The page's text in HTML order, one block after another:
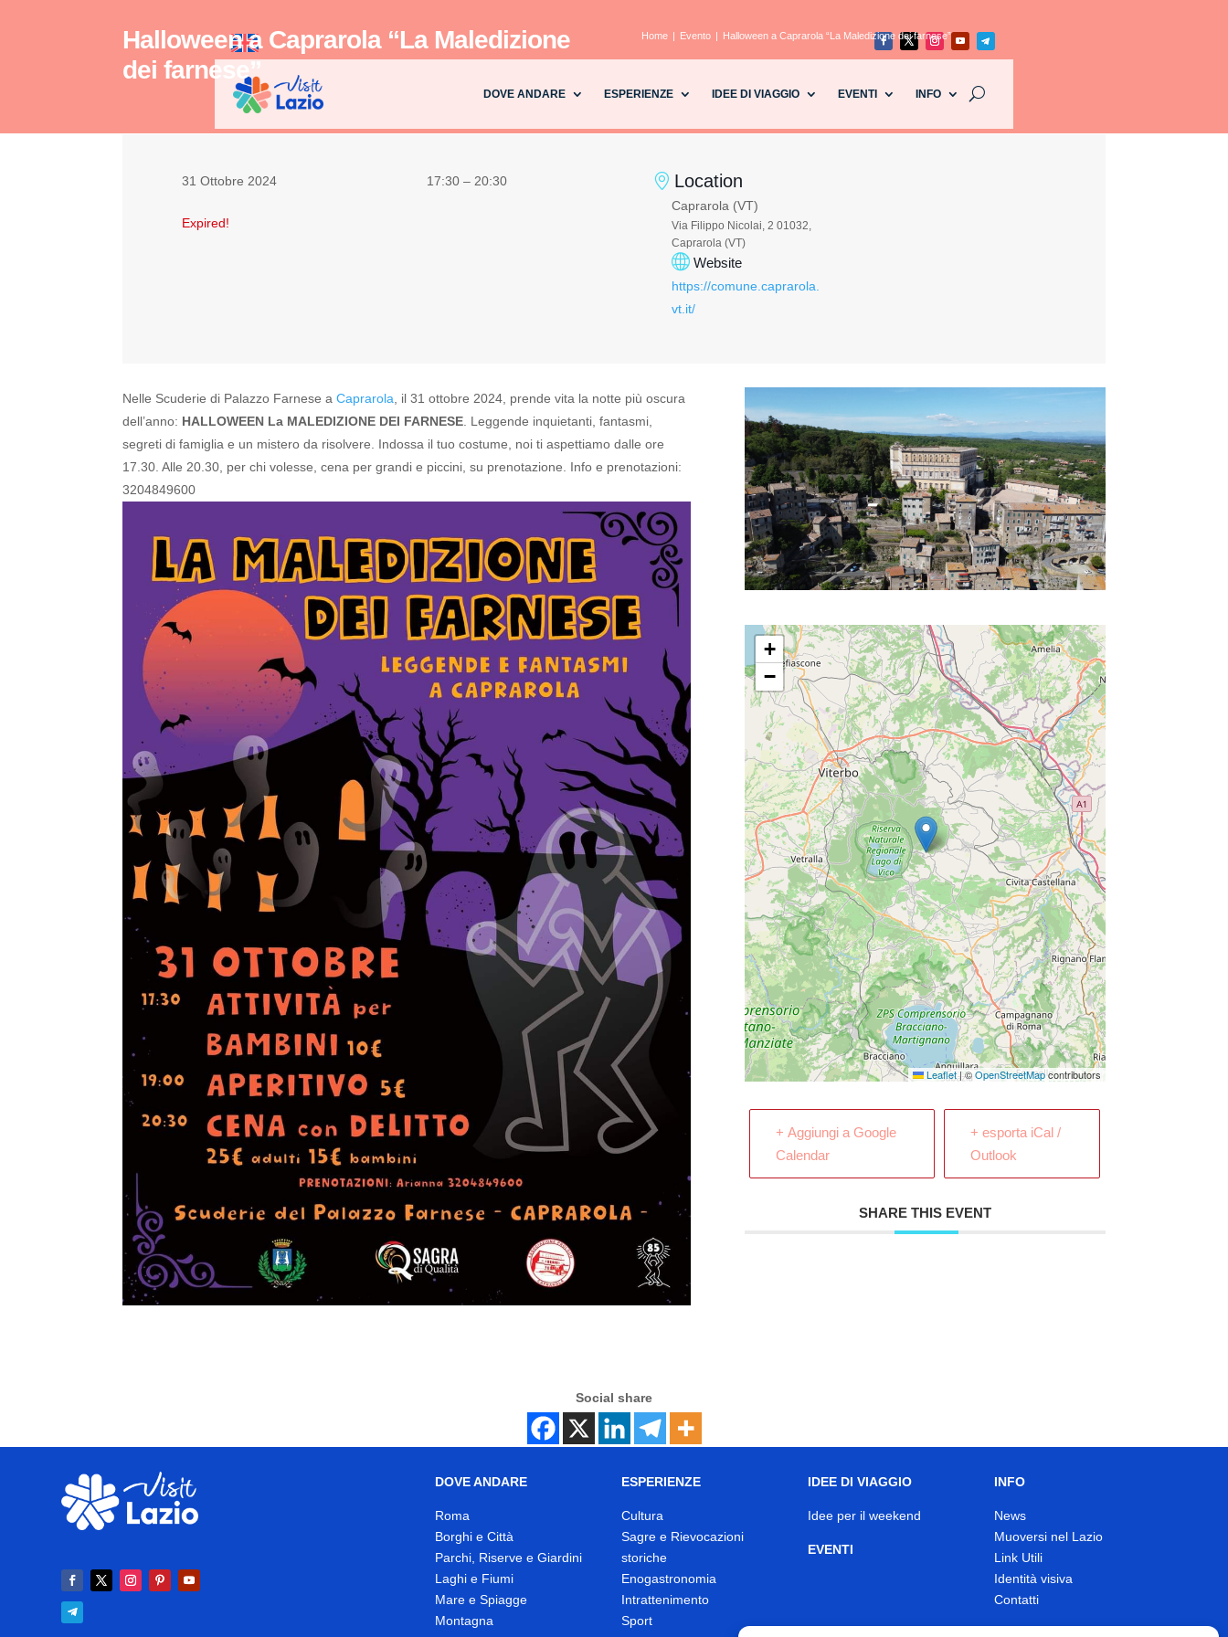
DOVE ANDARE ESPERIENZE IDEE DI VIAGGIO EVENTI INFO
Halloween a Caprarola “La Maledizione
dei farnese”
Home Evento Halloween a Caprarola “La Maledizione dei farnese”
31 Ottobre 2024
Expired!
17:30 – 20:30 Location
Caprarola (VT)
Via Filippo Nicolai, 2 01032,
Caprarola (VT)
Website
https://comune.caprarola.
vt.it/
Nelle Scuderie di Palazzo Farnese aCaprarola, il 31 ottobre 2024, prende vita la notte più oscura
dell’anno: HALLOWEEN La MALEDIZIONE DEI FARNESE. Leggende inquietanti, fantasmi,
segreti di famiglia e un mistero da risolvere. Indossa il tuo costume, noi ti aspettiamo dalle ore
17.30. Alle 20.30, per chi volesse, cena per grandi e piccini, su prenotazione. Info e prenotazioni:
3204849600
+
−
Leaflet|©OpenStreetMapcontributors
+ Aggiungi a Google
Calendar
+ esporta iCal /
Outlook
SHARE THIS EVENT
Social share
DOVE ANDARE
Roma
Borghi e Città
Parchi, Riserve e Giardini
Laghi e Fiumi
Mare e Spiagge
Montagna
ESPERIENZE
Cultura
Sagre e Rievocazioni
storiche
Enogastronomia
Intrattenimento
Sport
IDEE DI VIAGGIO
Idee per il weekend
EVENTI
INFO
News
Muoversi nel Lazio
Link Utili
Identità visiva
Contatti